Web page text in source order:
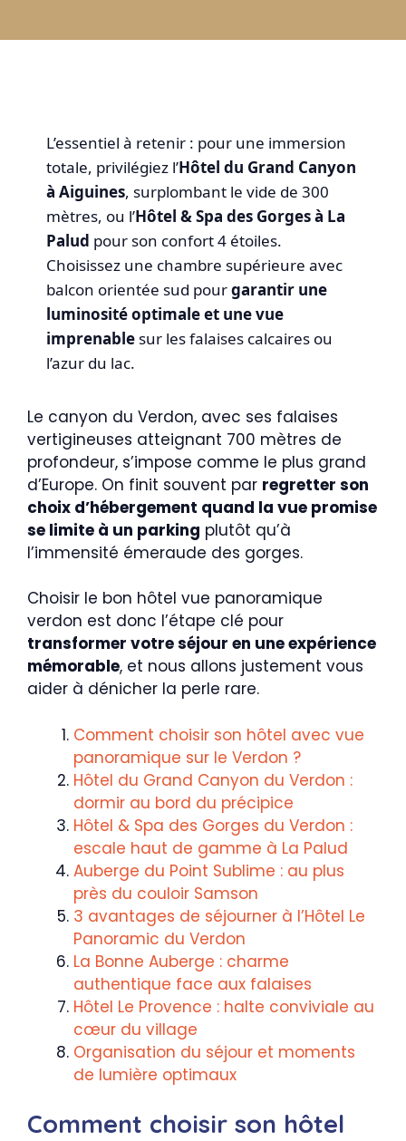
L’essentiel à retenir : pour une immersion
totale, privilégiez l’Hôtel du Grand Canyon
à Aiguines, surplombant le vide de 300
mètres, ou l’Hôtel & Spa des Gorges à La
Palud pour son confort 4 étoiles.
Choisissez une chambre supérieure avec
balcon orientée sud pourgarantir une
luminosité optimale et une vue
imprenable sur les falaises calcaires ou
l’azur du lac.
Le canyon du Verdon, avec ses falaises
vertigineuses atteignant 700 mètres de
profondeur, s’impose comme le plus grand
d’Europe. On finit souvent par regretter son
choix d’hébergement quand la vue promise
se limite à un parking plutôt qu’à
l’immensité émeraude des gorges.
Choisir le bon hôtel vue panoramique
verdon est donc l’étape clé pour
transformer votre séjour en une expérience
mémorable, et nous allons justement vous
aider à dénicher la perle rare.
Comment choisir son hôtel avec vue
panoramique sur le Verdon ?
Hôtel du Grand Canyon du Verdon :
dormir au bord du précipice
Hôtel & Spa des Gorges du Verdon :
escale haut de gamme à La Palud
Auberge du Point Sublime : au plus
près du couloir Samson
3 avantages de séjourner à l’Hôtel Le
Panoramic du Verdon
La Bonne Auberge : charme
authentique face aux falaises
Hôtel Le Provence : halte conviviale au
cœur du village
Organisation du séjour et moments
de lumière optimaux
Comment choisir son hôtel